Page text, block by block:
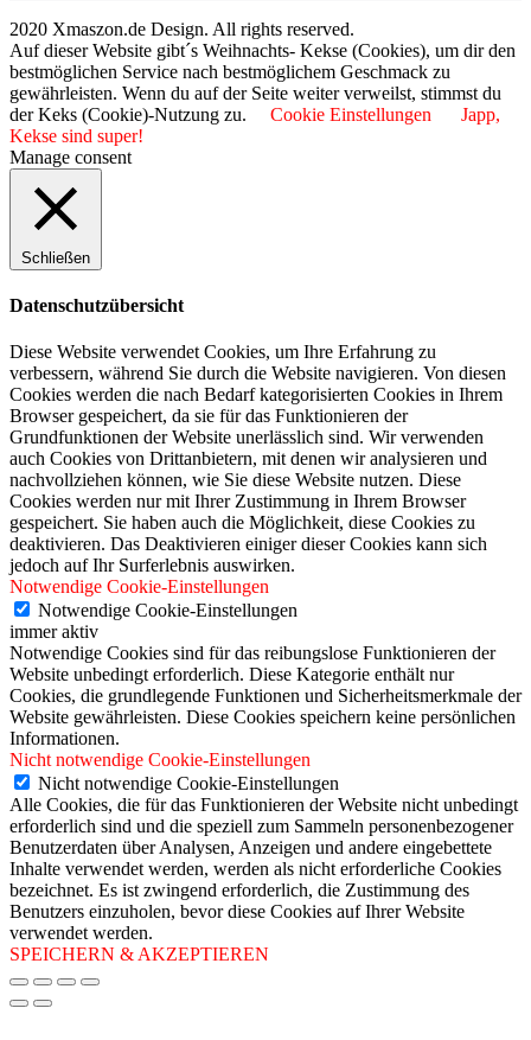
2020 Xmaszon.de Design. All rights reserved.
Auf dieser Website gibt´s Weihnachts- Kekse (Cookies), um dir den
bestmöglichen Service nach bestmöglichem Geschmack zu
gewährleisten. Wenn du auf der Seite weiter verweilst, stimmst du
der Keks (Cookie)-Nutzung zu.
Cookie Einstellungen
Japp,
Kekse sind super!
Manage consent
Schließen
Datenschutzübersicht
Diese Website verwendet Cookies, um Ihre Erfahrung zu
verbessern, während Sie durch die Website navigieren. Von diesen
Cookies werden die nach Bedarf kategorisierten Cookies in Ihrem
Browser gespeichert, da sie für das Funktionieren der
Grundfunktionen der Website unerlässlich sind. Wir verwenden
auch Cookies von Drittanbietern, mit denen wir analysieren und
nachvollziehen können, wie Sie diese Website nutzen. Diese
Cookies werden nur mit Ihrer Zustimmung in Ihrem Browser
gespeichert. Sie haben auch die Möglichkeit, diese Cookies zu
deaktivieren. Das Deaktivieren einiger dieser Cookies kann sich
jedoch auf Ihr Surferlebnis auswirken.
Notwendige Cookie-Einstellungen
Notwendige Cookie-Einstellungen
immer aktiv
Notwendige Cookies sind für das reibungslose Funktionieren der
Website unbedingt erforderlich. Diese Kategorie enthält nur
Cookies, die grundlegende Funktionen und Sicherheitsmerkmale der
Website gewährleisten. Diese Cookies speichern keine persönlichen
Informationen.
Nicht notwendige Cookie-Einstellungen
Nicht notwendige Cookie-Einstellungen
Alle Cookies, die für das Funktionieren der Website nicht unbedingt
erforderlich sind und die speziell zum Sammeln personenbezogener
Benutzerdaten über Analysen, Anzeigen und andere eingebettete
Inhalte verwendet werden, werden als nicht erforderliche Cookies
bezeichnet. Es ist zwingend erforderlich, die Zustimmung des
Benutzers einzuholen, bevor diese Cookies auf Ihrer Website
verwendet werden.
SPEICHERN & AKZEPTIEREN